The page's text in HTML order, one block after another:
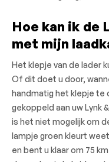
Hoe kan ik de
met mijn
Het klepje van de lader
Of dit doet u door,
handmatig het klepje te
gekoppeld aan uw Lynk
is het niet mogelijk om
lampje groen kleurt
en bent u klaar om 75